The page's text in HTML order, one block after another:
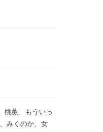
桃薫、もういっ
みくのか、女